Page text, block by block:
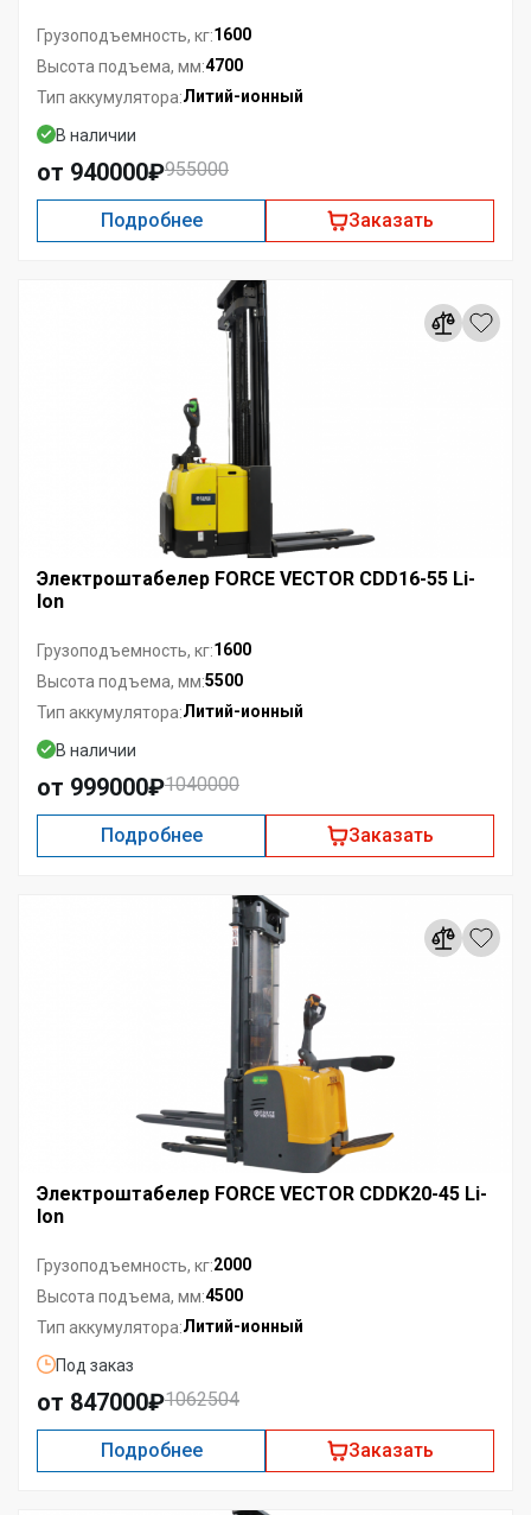
Грузоподъемность, кг:1600
Высота подъема, мм:4700
Тип аккумулятора:Литий-ионный
В наличии
от 940000₽955000
Подробнее Заказать
Электроштабелер FORCE VECTOR CDD16-55 Li-
Ion
Грузоподъемность, кг:1600
Высота подъема, мм:5500
Тип аккумулятора:Литий-ионный
В наличии
от 999000₽1040000
Подробнее Заказать
Электроштабелер FORCE VECTOR CDDK20-45 Li-
Ion
Грузоподъемность, кг:2000
Высота подъема, мм:4500
Тип аккумулятора:Литий-ионный
Под заказ
от 847000₽1062504
Подробнее Заказать